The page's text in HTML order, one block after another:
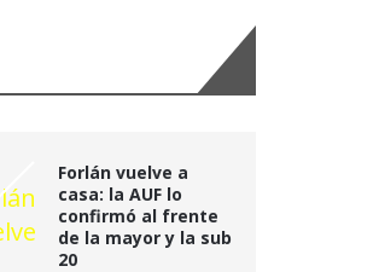
Forlán vuelve a
casa: la AUF lo
confirmó al frente
de la mayor y la sub
20